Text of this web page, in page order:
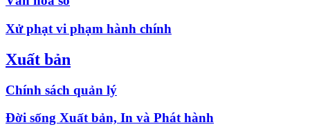
Xử phạt vi phạm hành chính
Xuất bản
Chính sách quản lý
Đời sống Xuất bản, In và Phát hành